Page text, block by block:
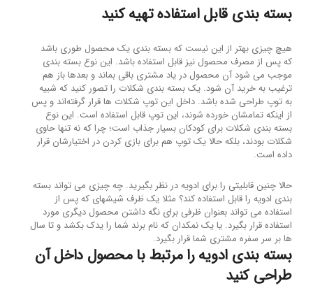
بسته بندی قابل استفاده تهیه کنید
هیچ چیزی بهتر از این نیست که بسته بندی یک محصول طوری باشد
که پس از مصرف محصول نیز قابل استفاده باشد. این نوع بسته بندی
موجب می شود آن محصول در یاد مشتری باقی بماند و بعدها باز هم
ترغیب به خرید آن شود. یک بسته بندی شکلات را تصور کنید که شبیه
به توپ طراحی شده باشد. داخل این توپ شکلات ها قرار گرفته‌اند و پس
از اینکه تمامشان خورده شوند، این توپ قابل استفاده است. این نوع
بسته بندی شکلات برای کودکان بسیار جذاب است؛ چرا که نه تنها حاوی
شکلات بودند، بلکه حالا یک توپ هم برای بازی کردن در اختیارشان قرار
داده است.
حالا چنین قابلیتی را برای ادویه در نظر بگیرید. چه چیزی می تواند بسته
بندی ادویه را قابل استفاده کند؟ مثلا یک ظرف شیشه‎ای که پس از
استفاده می تواند بعنوان ظرفی برای نگه داشتن محصول دیگری مورد
استفاده قرار بگیرد. یا یک نمکدان که نام برند شما را یدک بکشد و تا سال
ها بر سر سفره مشتری شما قرار بگیرد.
بسته بندی ادویه را مرتبط با محصول داخل آن
طراحی کنید